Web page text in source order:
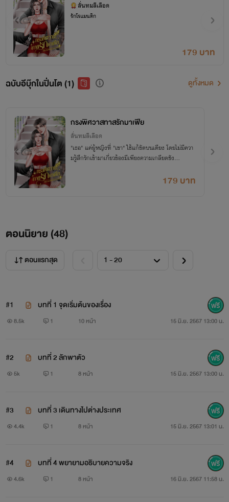
ลั่นทมสีเลือด
รักโรแมนติก
179 บาท
ฉบับอีบุ๊กในปิ่นโต (1) ดูทั้งหมด
กรงพิศวาสทาสรักมาเฟีย
ลั่นทมสีเลือด
"เธอ" แค่ผู้หญิงที่ "เขา" ใช้แก้ขัดบนเตียง โดยไม่มีควา
มรู้สึกรักเข้ามาเกี่ยวข้องมีเพียงความเกลียดชัง...
179 บาท
ตอนนิยาย (48)
ตอนแรกสุด
#1 บทที่ 1 จุดเริ่มต้นของเรื่อง
8.5k 1 10 หน้า 15 มิ.ย. 2567 13:00 น.
#2 บทที่ 2 ลักพาตัว
5k 1 8 หน้า 15 มิ.ย. 2567 13:00 น.
#3 บทที่ 3 เดินทางไปต่างประเทศ
4.4k 1 8 หน้า 15 มิ.ย. 2567 13:01 น.
#4 บทที่ 4 พยายามอธิบายความจริง
4.6k 1 8 หน้า 16 มิ.ย. 2567 11:58 น.